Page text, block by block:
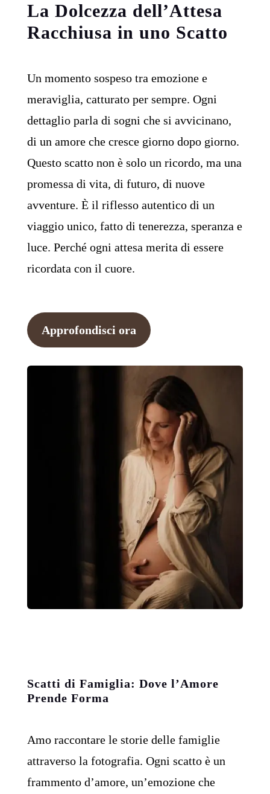
La Dolcezza dell’Attesa
Racchiusa in uno Scatto
Un momento sospeso tra emozione e
meraviglia, catturato per sempre. Ogni
dettaglio parla di sogni che si avvicinano,
di un amore che cresce giorno dopo giorno.
Questo scatto non è solo un ricordo, ma una
promessa di vita, di futuro, di nuove
avventure. È il riflesso autentico di un
viaggio unico, fatto di tenerezza, speranza e
luce. Perché ogni attesa merita di essere
ricordata con il cuore.
Approfondisci ora
Scatti di Famiglia: Dove l’Amore
Prende Forma
Amo raccontare le storie delle famiglie
attraverso la fotografia. Ogni scatto è un
frammento d’amore, un’emozione che